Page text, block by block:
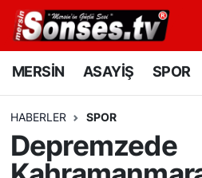
MERSİN ASAYİŞ SPOR
HABERLER SPOR
Depremzede
MERSİN
SPOR
Mersin Nöbetçi
Mersin Namaz Vakitleri